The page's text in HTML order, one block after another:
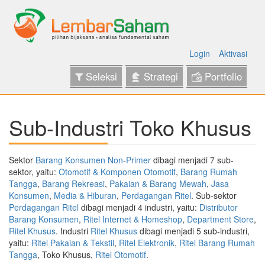
Login Aktivasi
Seleksi Strategi Portfolio
Sub-Industri Toko Khusus
Sektor Barang Konsumen Non-Primer dibagi menjadi 7 sub-
sektor, yaitu: Otomotif & Komponen Otomotif, Barang Rumah
Tangga, Barang Rekreasi, Pakaian & Barang Mewah, Jasa
Konsumen, Media & Hiburan, Perdagangan Ritel. Sub-sektor
Perdagangan Ritel dibagi menjadi 4 industri, yaitu: Distributor
Barang Konsumen, Ritel Internet & Homeshop, Department Store,
Ritel Khusus. Industri Ritel Khusus dibagi menjadi 5 sub-industri,
yaitu: Ritel Pakaian & Tekstil, Ritel Elektronik, Ritel Barang Rumah
Tangga, Toko Khusus, Ritel Otomotif.